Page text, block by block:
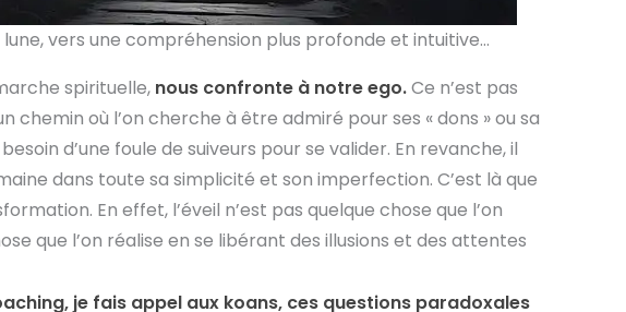
lune, vers une compréhension plus profonde et intuitive…
spirituelle, nous confronte à notre ego.Ce n’est pas
chemin où l’on cherche à être admiré pour ses « dons » ou sa
besoin d’une foule de suiveurs pour se valider. En revanche, il
dans toute sa simplicité et son imperfection. C’est là que
En effet, l’éveil n’est pas quelque chose que l’on
que l’on réalise en se libérant des illusions et des attentes
je fais appel aux koans, ces questions paradoxales